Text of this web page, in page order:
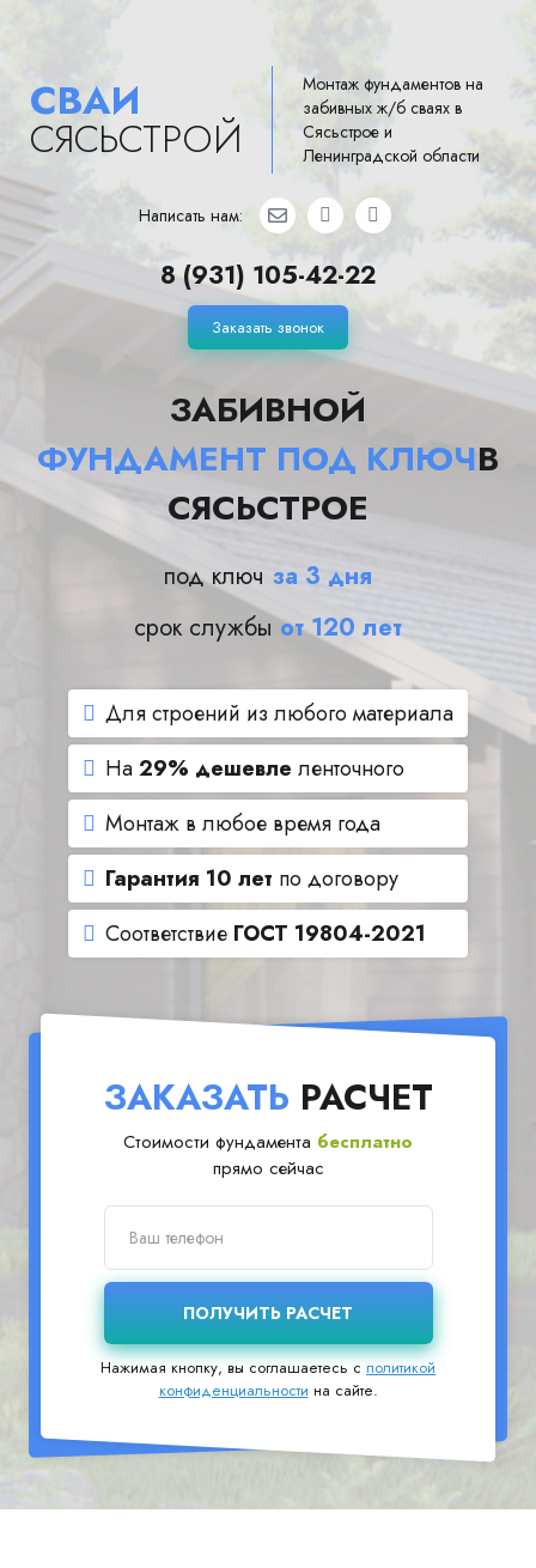
СВАИ
СЯСЬСТРОЙ
Монтаж фундаментов на
забивных ж/б сваях в
Сясьстрое и
Ленинградской области
Написать нам:
8 (931) 105-42-22
Заказать звонок
ЗАБИВНОЙ
ФУНДАМЕНТ ПОД КЛЮЧВ
СЯСЬСТРОЕ
под ключ за 3 дня
срок службыот 120 лет
Для строений из любого материала
На29% дешевле ленточного
Монтаж в любое время года
Гарантия 10 лет по договору
Соответствие ГОСТ 19804-2021
ЗАКАЗАТЬ РАСЧЕТ
Стоимости фундамента бесплатно
прямо сейчас
Нажимая кнопку, вы соглашаетесь сполитикой
конфиденциальности на сайте.